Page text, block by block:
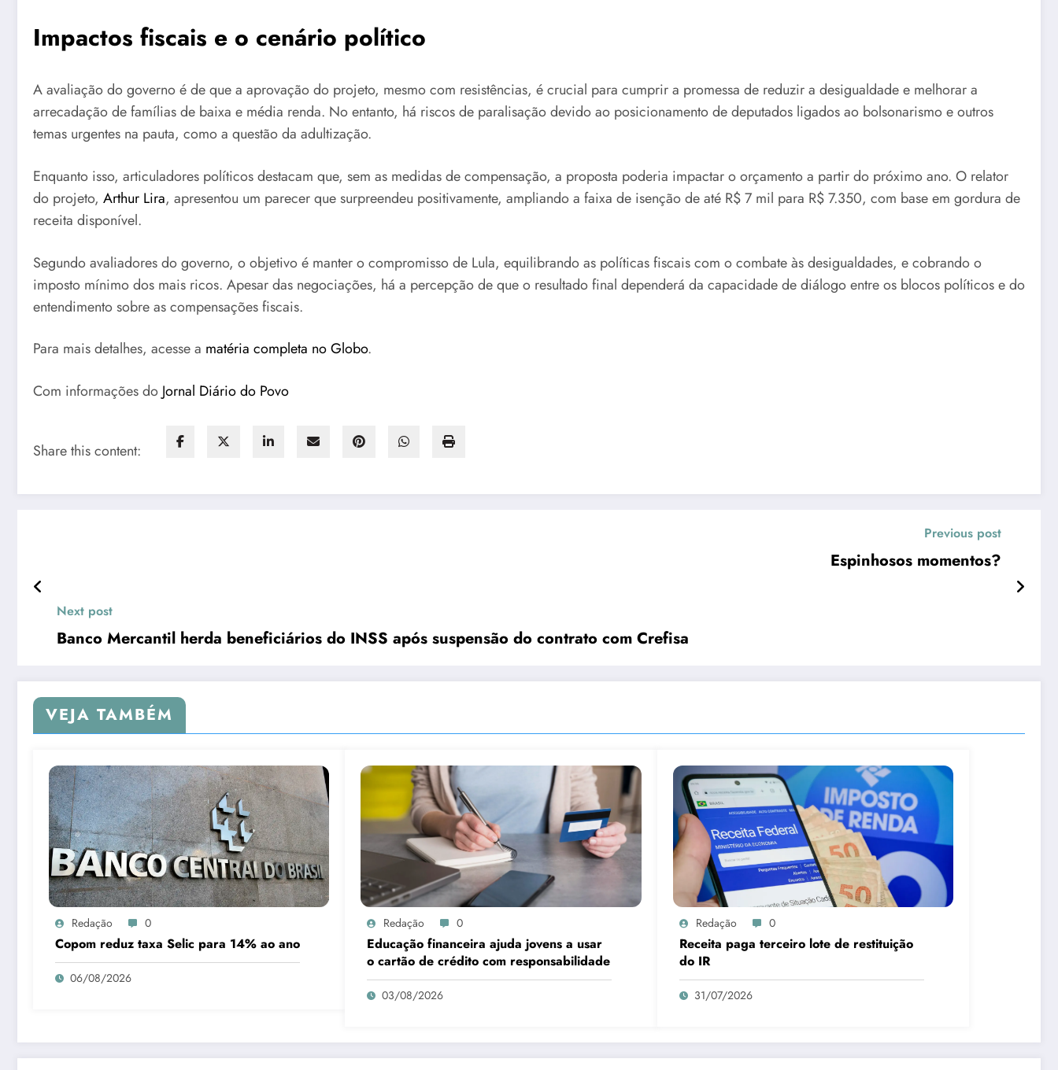
Impactos fiscais e o cenário político
A avaliação do governo é de que a aprovação do projeto, mesmo com resistências, é crucial para cumprir a promessa de reduzir a desigualdade e melhorar a
arrecadação de famílias de baixa e média renda. No entanto, há riscos de paralisação devido ao posicionamento de deputados ligados ao bolsonarismo e outros
temas urgentes na pauta, como a questão da adultização.
Enquanto isso, articuladores políticos destacam que, sem as medidas de compensação, a proposta poderia impactar o orçamento a partir do próximo ano. O relator
do projeto, Arthur Lira, apresentou um parecer que surpreendeu positivamente, ampliando a faixa de isenção de até R$ 7 mil para R$ 7.350, com base em gordura de
receita disponível.
Segundo avaliadores do governo, o objetivo é manter o compromisso de Lula, equilibrando as políticas fiscais com o combate às desigualdades, e cobrando o
imposto mínimo dos mais ricos. Apesar das negociações, há a percepção de que o resultado final dependerá da capacidade de diálogo entre os blocos políticos e do
entendimento sobre as compensações fiscais.
Para mais detalhes, acesse a matéria completa no Globo.
Com informações do Jornal Diário do Povo
Share this content:
Previous post
Espinhosos momentos?
Next post
Banco Mercantil herda beneficiários do INSS após suspensão do contrato com Crefisa
VEJA TAMBÉM
Redação 0
Copom reduz taxa Selic para 14% ao ano
06/08/2026
Redação 0
Educação financeira ajuda jovens a usar
o cartão de crédito com responsabilidade
03/08/2026
Redação 0
Receita paga terceiro lote de restituição
do IR
31/07/2026